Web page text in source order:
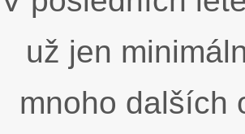
už jen
mnoho dalších